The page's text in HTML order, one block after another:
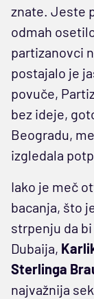
znate. Jeste
odmah
partizanovci
postajalo je
povuče,
bez ideje,
Beogradu,
izgledala
Iako je meč
bacanja, što
strpenju da
Dubaija,
Sterlinga
najvažnija